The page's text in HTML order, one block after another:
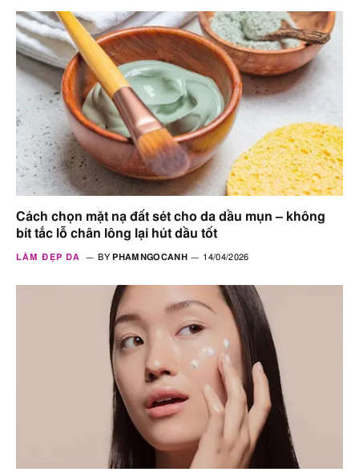
Cách chọn mặt nạ đất sét cho da dầu mụn – không
bít tắc lỗ chân lông lại hút dầu tốt
LÀM ĐẸP DA BY PHAMNGOCANH 14/04/2026